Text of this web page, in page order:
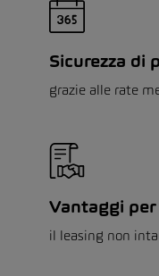
Sicurezza di
grazie alle rate
Vantaggi
il leasing non